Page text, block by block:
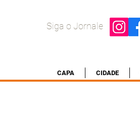
Siga o Jornale
CAPA CIDADE